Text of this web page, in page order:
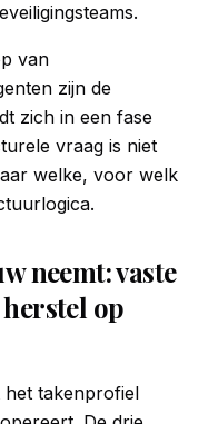
van
zijn de
zich in een fase
vraag is niet
welke, voor welk
neemt: vaste
op
het takenprofiel